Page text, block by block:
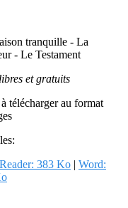
tranquille - La
- Le Testament
et gratuits
télécharger au format
383 Ko | Word: